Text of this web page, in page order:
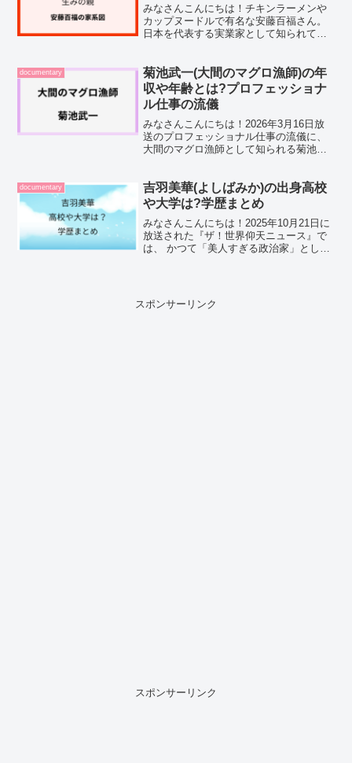
みなさんこんにちは！チキンラーメンや
カップヌードルで有名な安藤百福さん。
日本を代表する実業家として知られてい
百福さんの家系図について紹介していき
たいと思います。▼この記...
documentary
菊池武一(大間のマグロ漁師)の年
収や年齢とは?プロフェッショナ
ル仕事の流儀
みなさんこんにちは！2026年3月16日放
送のプロフェッショナル仕事の流儀に、
大間のマグロ漁師として知られる菊池武
ロ漁師として、テレビにも何度か出演し
てきた方ですよね。...
documentary
吉羽美華(よしばみか)の出身高校
や大学は?学歴まとめ
みなさんこんにちは！2025年10月21日に
放送された『ザ！世界仰天ニュース』で
は、 かつて「美人すぎる政治家」として
介され、 放送...
スポンサーリンク
スポンサーリンク